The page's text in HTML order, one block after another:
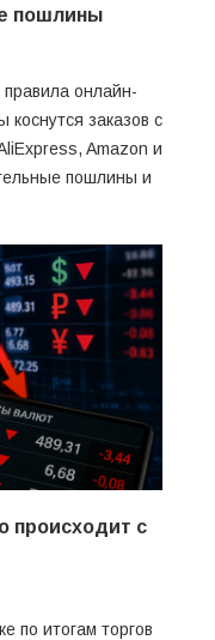
пошлины
правила онлайн-
коснутся заказов с
Amazon и
пошлины и
происходит с
по итогам торгов